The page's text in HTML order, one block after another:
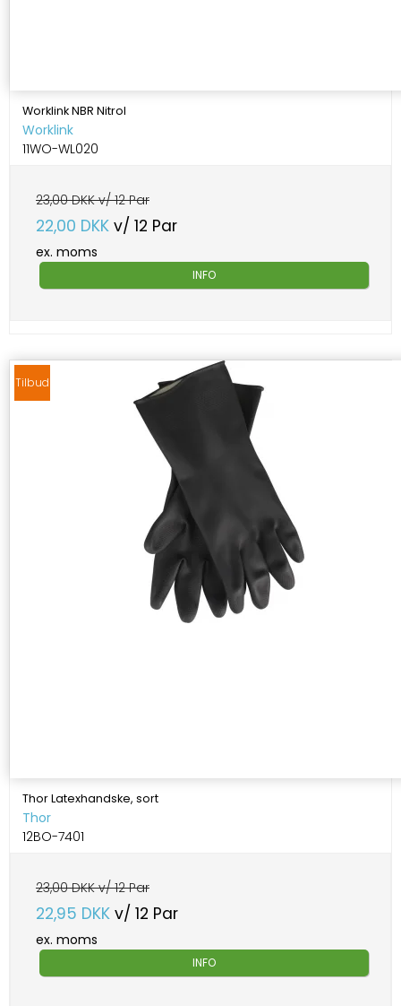
Worklink NBR Nitrol
Worklink
11WO-WL020
23,00 DKK v/ 12 Par
22,00 DKK v/ 12 Par
ex. moms
INFO
Tilbud
Thor Latexhandske, sort
Thor
12BO-7401
23,00 DKK v/ 12 Par
22,95 DKK v/ 12 Par
ex. moms
INFO